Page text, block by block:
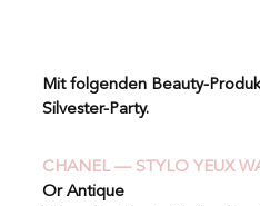
Mit folgenden Beauty-
Silvester-Party.
CHANEL — STYLO YEUX
Or Antique